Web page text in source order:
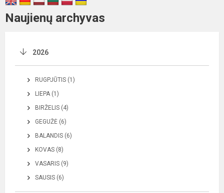
Naujienų archyvas
2026
RUGPJŪTIS (1)
LIEPA (1)
BIRŽELIS (4)
GEGUŽĖ (6)
BALANDIS (6)
KOVAS (8)
VASARIS (9)
SAUSIS (6)